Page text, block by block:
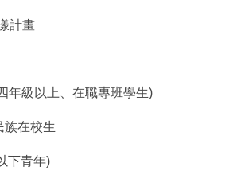
計畫
年級以上、在職專班學生)
族在校生
下青年)